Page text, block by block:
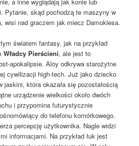
Pytanie, skąd pochodzą te maszyny w
wisi nad graczem jak miecz Damoklesa.
światem fantasy, jak na przykład
Władcy Pierścieni, ale jest to
apokalipsie. Aloy odkrywa starożytne
cywilizacji high-tech. Już jako dziecko
jaskini, która okazała się pozostałością
urządzenie wielkości około dwóch
i przypomina futurystycznie
do telefonu komórkowego.
percepcję użytkownika. Nagle widzi
informacjami. Na przykład łuk jest